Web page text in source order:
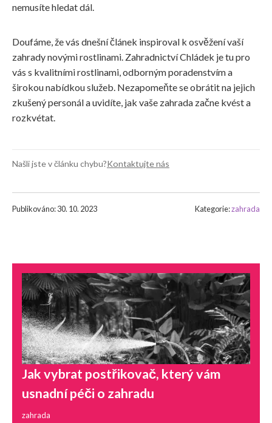
nemusíte hledat dál.
Doufáme, že vás dnešní článek inspiroval k osvěžení vaší
zahrady novými rostlinami. Zahradnictví Chládek je tu pro
vás s kvalitními rostlinami, odborným poradenstvím a
širokou nabídkou služeb. Nezapomeňte se obrátit na jejich
zkušený personál a uvidíte, jak vaše zahrada začne kvést a
rozkvétat.
Našli jste v článku chybu?Kontaktujte nás
Publikováno: 30. 10. 2023 Kategorie:zahrada
Jak vybrat postřikovač, který vám
usnadní péči o zahradu
zahrada